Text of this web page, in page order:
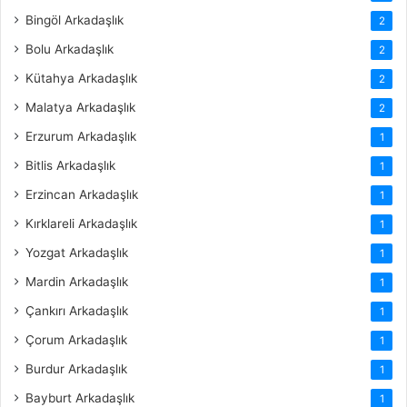
Bingöl Arkadaşlık 2
Bolu Arkadaşlık 2
Kütahya Arkadaşlık 2
Malatya Arkadaşlık 2
Erzurum Arkadaşlık 1
Bitlis Arkadaşlık 1
Erzincan Arkadaşlık 1
Kırklareli Arkadaşlık 1
Yozgat Arkadaşlık 1
Mardin Arkadaşlık 1
Çankırı Arkadaşlık 1
Çorum Arkadaşlık 1
Burdur Arkadaşlık 1
Bayburt Arkadaşlık 1